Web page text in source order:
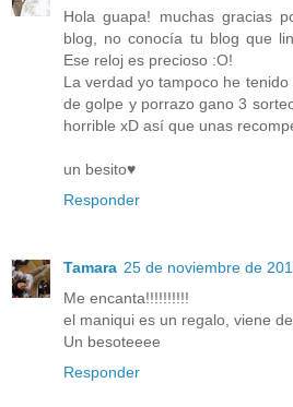
Hola guapa! muchas gracias
blog, no conocía tu blog que
Ese reloj es precioso :O!
La verdad yo tampoco he
de golpe y porrazo gano 3
horrible xD así que unas
un besito♥
Responder
Tamara 25 de noviembre de
Me encanta!!!!!!!!!!
el maniqui es un regalo, viene
Un besoteeee
Responder